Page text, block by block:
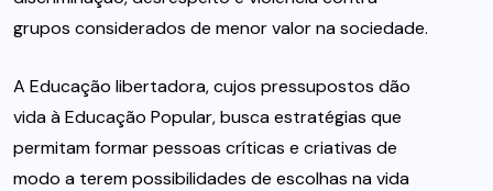
grupos considerados de menor valor na sociedade.
A Educação libertadora, cujos pressupostos dão
vida à Educação Popular, busca estratégias que
permitam formar pessoas críticas e criativas de
modo a terem possibilidades de escolhas na vida